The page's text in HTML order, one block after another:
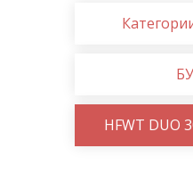
HFWT DUO